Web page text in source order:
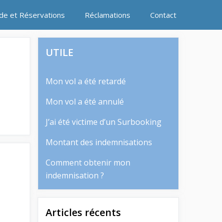
et Réservations Réclamations Contact
UTILE
Mon vol a été retardé
Mon vol a été annulé
J’ai été victime d’un Surbooking
Montant des indemnisations
Comment obtenir mon
indemnisation ?
Articles récents